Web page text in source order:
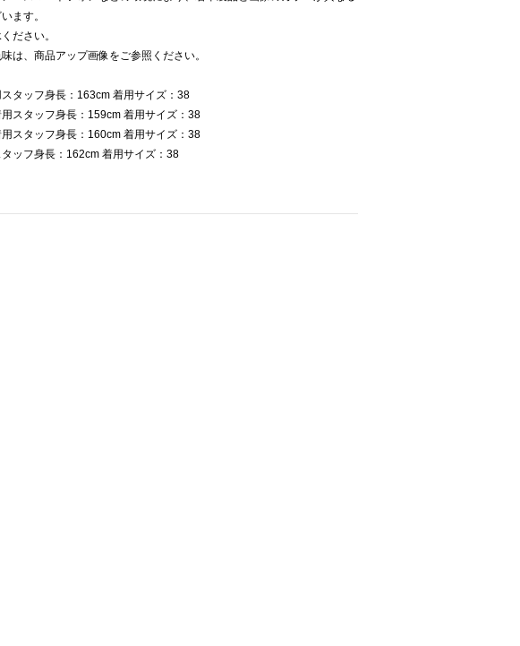
ます。
ださい。
は、商品アップ画像をご参照ください。
タッフ身長：163cm 着用サイズ：38
スタッフ身長：159cm 着用サイズ：38
スタッフ身長：160cm 着用サイズ：38
ッフ身長：162cm 着用サイズ：38